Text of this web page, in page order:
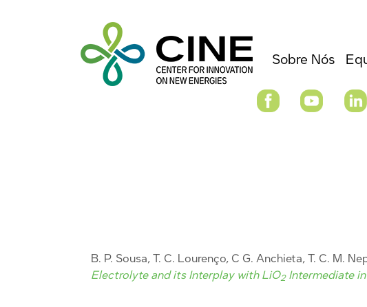
Sobre Nós
B. P. Sousa, T. C. Lourenço, C G. Anchieta, T. C. M.
Electrolyte and its Interplay with LiO2Intermediate